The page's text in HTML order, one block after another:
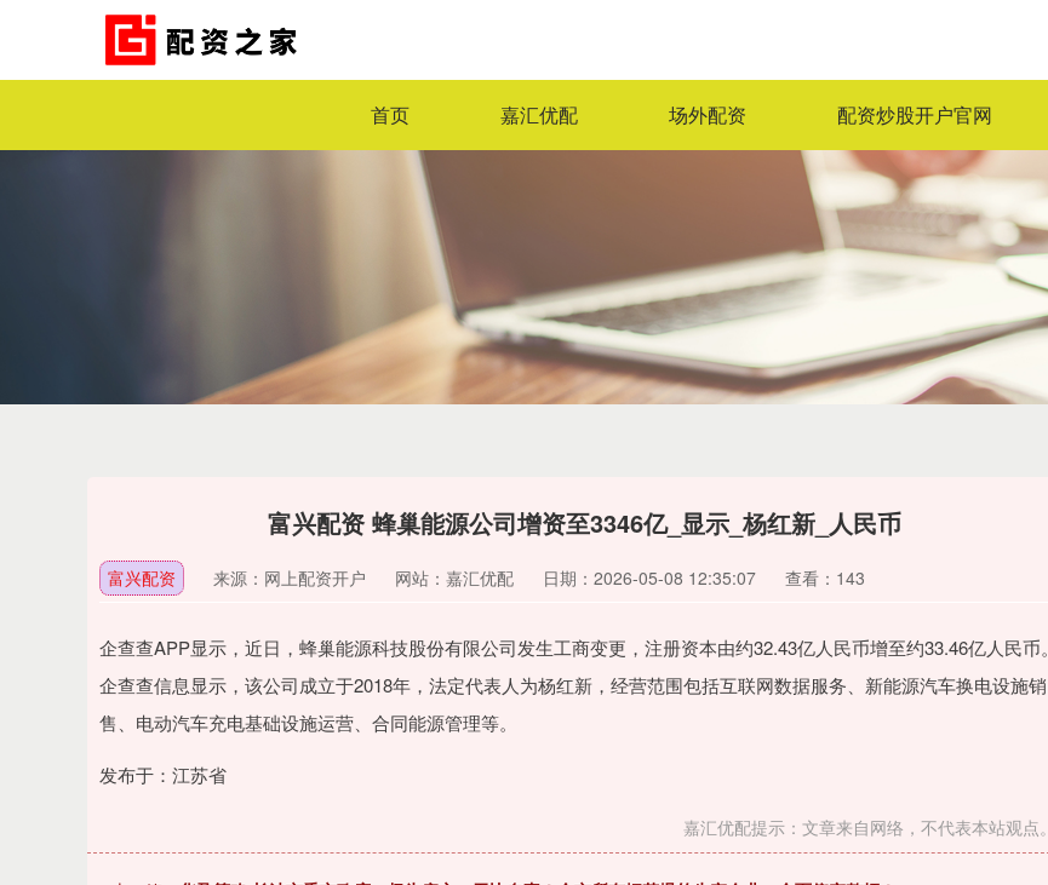
首页 嘉汇优配 场外配资 配资炒股开户官网
富兴配资 蜂巢能源公司增资至3346亿_显示_杨红新_人民币
富兴配资 来源：网上配资开户 网站：嘉汇优配 日期：2026-05-08 12:35:07 查看：143
企查查APP显示，近日，蜂巢能源科技股份有限公司发生工商变更，注册资本由约32.43亿人民币增至约33.46亿人民币。
企查查信息显示，该公司成立于2018年，法定代表人为杨红新，经营范围包括互联网数据服务、新能源汽车换电设施销
售、电动汽车充电基础设施运营、合同能源管理等。
发布于：江苏省
嘉汇优配提示：文章来自网络，不代表本站观点。